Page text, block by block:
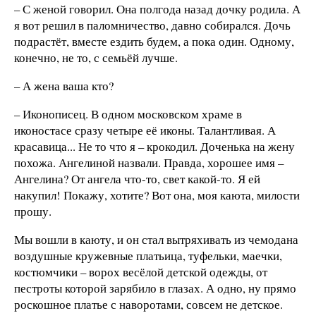
– С женой говорил. Она полгода назад дочку родила. А
я вот решил в паломничество, давно собирался. Дочь
подрастёт, вместе ездить будем, а пока один. Одному,
конечно, не то, с семьёй лучше.
– А жена ваша кто?
– Иконописец. В одном московском храме в
иконостасе сразу четыре её иконы. Талантливая. А
красавица... Не то что я – крокодил. Доченька на жену
похожа. Ангелиной назвали. Правда, хорошее имя –
Ангелина? От ангела что-то, свет какой-то. Я ей
накупил! Покажу, хотите? Вот она, моя каюта, милости
прошу.
Мы вошли в каюту, и он стал вытряхивать из чемодана
воздушные кружевные платьица, туфельки, маечки,
костюмчики – ворох весёлой детской одежды, от
пестроты которой зарябило в глазах. А одно, ну прямо
роскошное платье с наворотами, совсем не детское.